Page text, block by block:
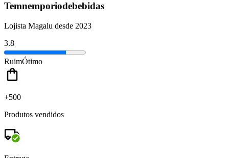
Temnemporiodebebidas
Lojista Magalu desde 2023
3.8
RuimÓtimo
+500
Produtos vendidos